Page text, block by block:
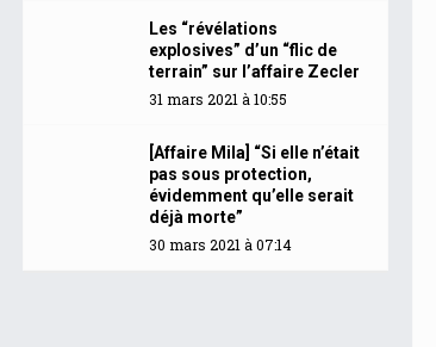
Les “révélations
explosives” d’un “flic de
terrain” sur l’affaire Zecler
31 mars 2021 à 10:55
[Affaire Mila] “Si elle n’était
pas sous protection,
évidemment qu’elle serait
déjà morte”
30 mars 2021 à 07:14